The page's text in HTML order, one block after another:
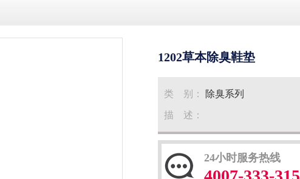
1202草本除臭鞋垫
类 别： 除臭系列
描 述：
24小时服务热线